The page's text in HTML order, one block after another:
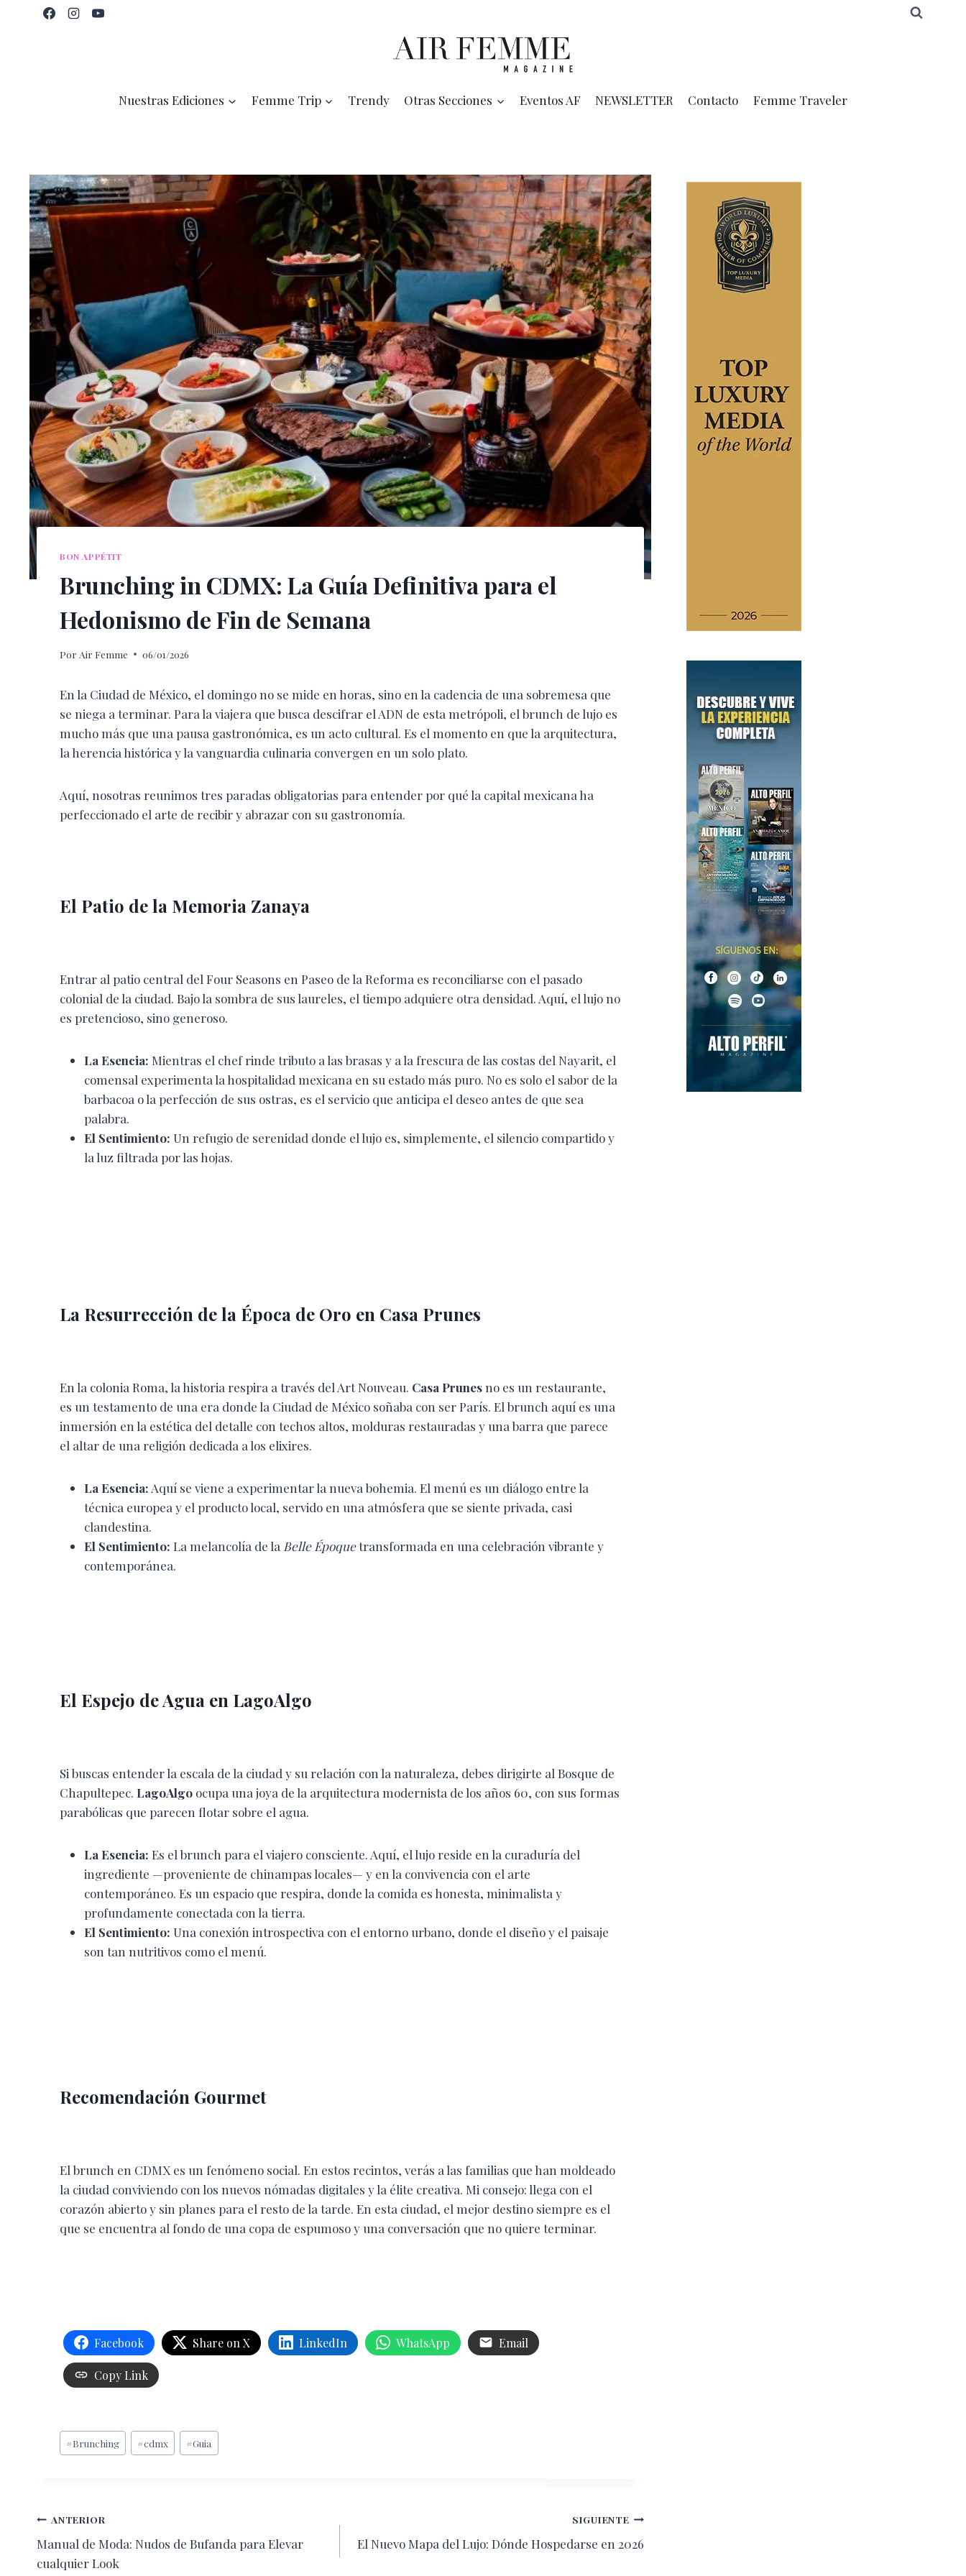
Nuestras Ediciones Femme Trip Trendy Otras Secciones Eventos AF NEWSLETTER Contacto Femme Traveler
BON APPÉTIT
Brunching in CDMX: La Guía Definitiva para el
Hedonismo de Fin de Semana
Por Air Femme 06/01/2026
En la Ciudad de México, el domingo no se mide en horas, sino en la cadencia de una sobremesa que
se niega a terminar. Para la viajera que busca descifrar el ADN de esta metrópoli, el brunch de lujo es
mucho más que una pausa gastronómica, es un acto cultural. Es el momento en que la arquitectura,
la herencia histórica y la vanguardia culinaria convergen en un solo plato.
Aquí, nosotras reunimos tres paradas obligatorias para entender por qué la capital mexicana ha
perfeccionado el arte de recibir y abrazar con su gastronomía.
El Patio de la Memoria Zanaya
Entrar al patio central del Four Seasons en Paseo de la Reforma es reconciliarse con el pasado
colonial de la ciudad. Bajo la sombra de sus laureles, el tiempo adquiere otra densidad. Aquí, el lujo no
es pretencioso, sino generoso.
La Esencia: Mientras el chef rinde tributo a las brasas y a la frescura de las costas del Nayarit, el
comensal experimenta la hospitalidad mexicana en su estado más puro. No es solo el sabor de la
barbacoa o la perfección de sus ostras, es el servicio que anticipa el deseo antes de que sea
palabra.
El Sentimiento: Un refugio de serenidad donde el lujo es, simplemente, el silencio compartido y
la luz filtrada por las hojas.
La Resurrección de la Época de Oro en Casa Prunes
En la colonia Roma, la historia respira a través del Art Nouveau. Casa Prunesno es un restaurante,
es un testamento de una era donde la Ciudad de México soñaba con ser París. El brunch aquí es una
inmersión en la estética del detalle con techos altos, molduras restauradas y una barra que parece
el altar de una religión dedicada a los elixires.
La Esencia: Aquí se viene a experimentar la nueva bohemia. El menú es un diálogo entre la
técnica europea y el producto local, servido en una atmósfera que se siente privada, casi
clandestina.
El Sentimiento: La melancolía de la Belle Époquetransformada en una celebración vibrante y
contemporánea.
El Espejo de Agua en LagoAlgo
Si buscas entender la escala de la ciudad y su relación con la naturaleza, debes dirigirte al Bosque de
Chapultepec. LagoAlgo ocupa una joya de la arquitectura modernista de los años 60, con sus formas
parabólicas que parecen flotar sobre el agua.
La Esencia: Es el brunch para el viajero consciente. Aquí, el lujo reside en la curaduría del
ingrediente —proveniente de chinampas locales— y en la convivencia con el arte
contemporáneo. Es un espacio que respira, donde la comida es honesta, minimalista y
profundamente conectada con la tierra.
El Sentimiento: Una conexión introspectiva con el entorno urbano, donde el diseño y el paisaje
son tan nutritivos como el menú.
Recomendación Gourmet
El brunch en CDMX es un fenómeno social. En estos recintos, verás a las familias que han moldeado
la ciudad conviviendo con los nuevos nómadas digitales y la élite creativa. Mi consejo: llega con el
corazón abierto y sin planes para el resto de la tarde. En esta ciudad, el mejor destino siempre es el
que se encuentra al fondo de una copa de espumoso y una conversación que no quiere terminar.
Facebook Share on X LinkedIn WhatsApp Email
Copy Link
Etiquetas
de
#Brunching #cdmx #Guia
Navegación
de
ANTERIOR
Manual de Moda: Nudos de Bufanda para Elevar
cualquier Look
SIGUIENTE
El Nuevo Mapa del Lujo: Dónde Hospedarse en 2026